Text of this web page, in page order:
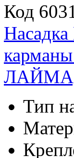
Код
ЛАЙМА,
Тип